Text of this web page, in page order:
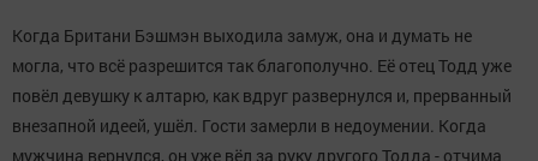
Когда Британи Бэшмэн выходила замуж, она и думать не
могла, что всё разрешится так благополучно. Её отец Тодд уже
повёл девушку к алтарю, как вдруг развернулся и, прерванный
внезапной идеей, ушёл. Гости замерли в недоумении. Когда
мужчина вернулся, он уже вёл за руку другого Тодда - отчима